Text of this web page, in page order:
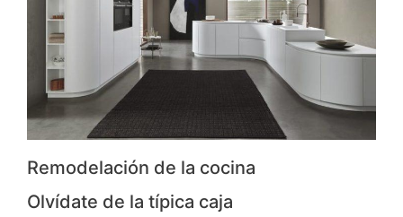
Remodelación de la cocina
Olvídate de la típica caja